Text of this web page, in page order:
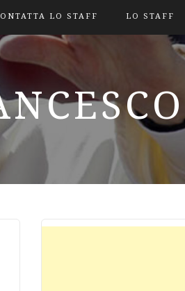
LO STAFF LO STAFF